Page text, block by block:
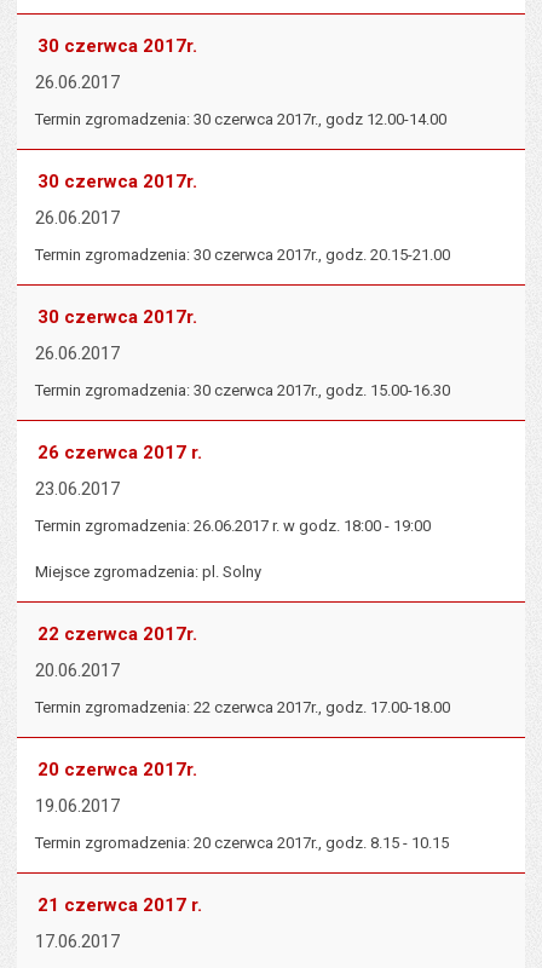
30 czerwca 2017r.
26.06.2017
Termin zgromadzenia: 30 czerwca 2017r., godz 12.00-14.00
30 czerwca 2017r.
26.06.2017
Termin zgromadzenia: 30 czerwca 2017r., godz. 20.15-21.00
30 czerwca 2017r.
26.06.2017
Termin zgromadzenia: 30 czerwca 2017r., godz. 15.00-16.30
26 czerwca 2017 r.
23.06.2017
Termin zgromadzenia: 26.06.2017 r. w godz. 18:00 - 19:00
Miejsce zgromadzenia: pl. Solny
22 czerwca 2017r.
20.06.2017
Termin zgromadzenia: 22 czerwca 2017r., godz. 17.00-18.00
20 czerwca 2017r.
19.06.2017
Termin zgromadzenia: 20 czerwca 2017r., godz. 8.15 - 10.15
21 czerwca 2017 r.
17.06.2017